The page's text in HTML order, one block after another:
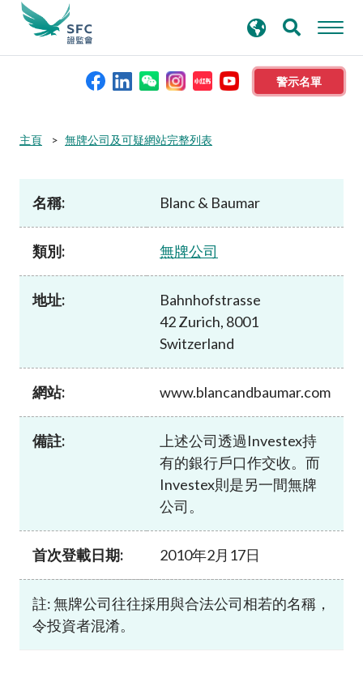
警示名單
本會簡介
規則及標準
資料庫
尋
主頁 無牌公司及可疑網站完整列表
名稱: Blanc & Baumar
類別: 無牌公司
地址:
Bahnhofstrasse
42 Zurich, 8001
Switzerland
網站: www.blancandbaumar.com
備註:
上述公司透過Investex持
有的銀行戶口作交收。而
Investex則是另一間無牌
公司。
首次登載日期: 2010年2月17日
註: 無牌公司往往採用與合法公司相若的名稱，
令投資者混淆。